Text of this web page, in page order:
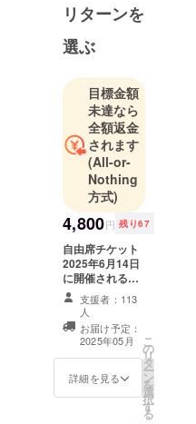
現役医師音
楽ユニット
「Insheart」
のVo/Violin
武田鉄矢さ
んも出演す
る映画「い
のちスケッ
チ」主題歌
担当
NHK「生さ
だ」、
TBS「あさ
チャン」、
フジテレビ
など密着番
組放送
リターンを
選ぶ
目標金額
未達なら
全額返金
されます
(All-or-
Nothing
方式)
4,800円 残り67
自由席チケット
2025年6月14日
に開催される
Insheart 10周年
ツアー 広島公
演 自由席チケッ
トです。 詳細 日
時 2025年6月
開場、15時開演
会場 ゲバント
支援者：113
人
お届け予定：
2025年05月
詳細を見る
こ
の
リ
タ
ー
ン
を
選
択
す
る